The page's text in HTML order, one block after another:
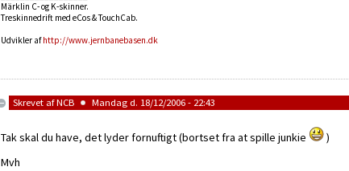
Märklin C- og K-skinner.
Treskinnedrift med eCos & TouchCab.
Udvikler afhttp://www.jernbanebasen.dk
Skrevet afNCB Mandag d. 18/12/2006 - 22:43
Tak skal du have, det lyder fornuftigt (bortset fra at spille junkie
)
Mvh